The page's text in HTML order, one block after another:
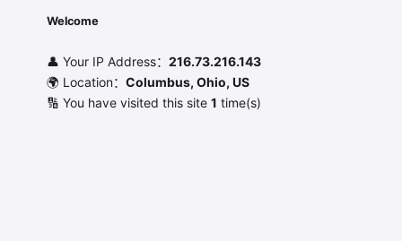
Welcome
👤 Your IP Address： 216.73.216.143
🌍 Location： Columbus, Ohio, US
🔢 You have visited this site 1 time(s)